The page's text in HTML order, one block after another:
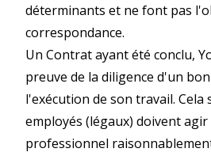
déterminants et ne font pas
correspondance.
Un Contrat ayant été conclu,
preuve de la diligence d'un
l'exécution de son travail. Cela
employés (légaux) doivent
professionnel